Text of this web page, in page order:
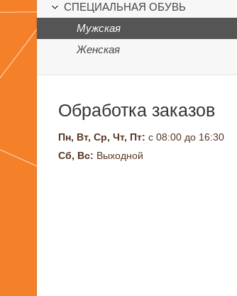
СПЕЦИАЛЬНАЯ ОБУВЬ
Мужская
Женская
Обработка заказов
Пн, Вт, Ср, Чт, Пт: с 08:00 до 16:30
Сб, Вс: Выходной